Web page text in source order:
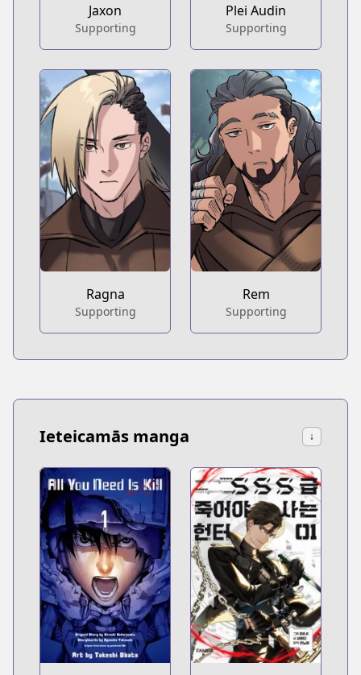
Jaxon
Supporting
Plei Audin
Supporting
Ragna
Supporting
Rem
Supporting
Ieteicamās manga ↓